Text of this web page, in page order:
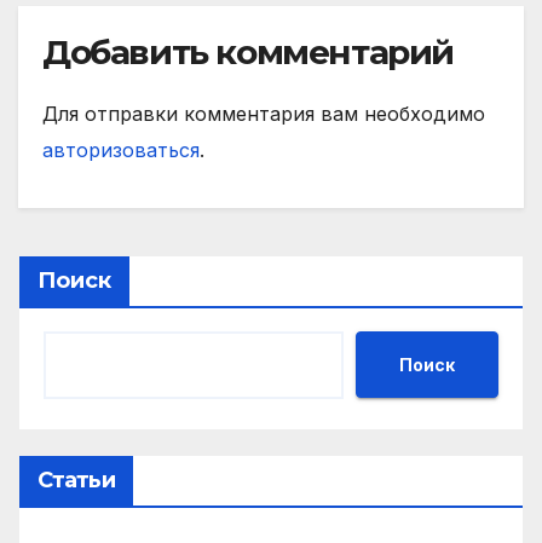
Добавить комментарий
Для отправки комментария вам необходимо
авторизоваться.
Поиск
Поиск
Статьи